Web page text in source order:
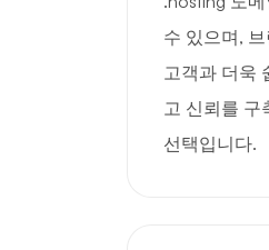
수 있으며,
고객과 더욱
고 신뢰를 구
선택입니다.